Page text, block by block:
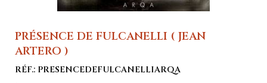
PRÉSENCE DE FULCANELLI ( JEAN
ARTERO )
RÉF.: PRESENCEDEFULCANELLIARQA